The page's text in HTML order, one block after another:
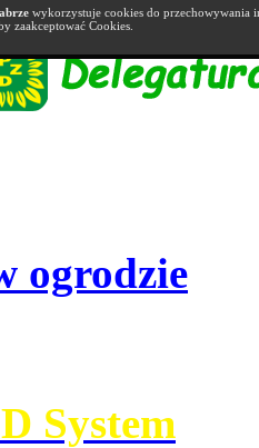
ogrodzie
System
wykorzystuje cookies do przechowywania
zaakceptować Cookies.